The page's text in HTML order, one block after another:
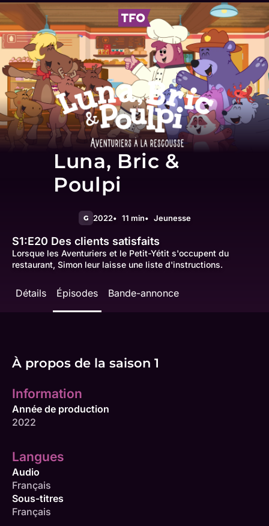
Luna, Bric &
Poulpi
G 2022 11 min Jeunesse
S1:E20 Des clients satisfaits
Lorsque les Aventuriers et le Petit-Yétit s'occupent du
restaurant, Simon leur laisse une liste d'instructions.
Détails Épisodes Bande-annonce
À propos de la saison 1
Information
Année de production
2022
Langues
Audio
Français
Sous-titres
Français